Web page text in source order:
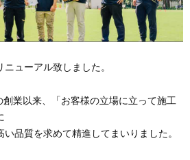
ューアル致しました。
業以来、「お客様の⽴場に⽴って施⼯
品質を求めて精進してまいりました。